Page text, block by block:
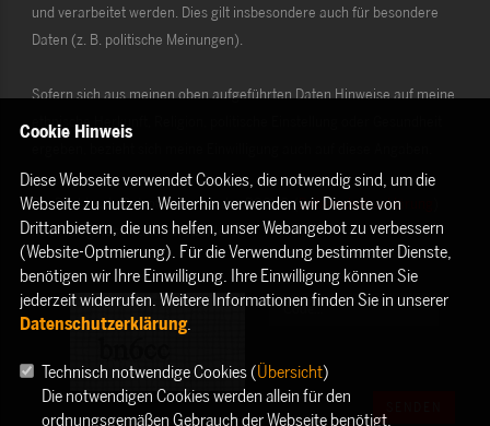
und verarbeitet werden. Dies gilt insbesondere auch für besondere
Daten (z. B. politische Meinungen).
Sofern sich aus meinen oben aufgeführten Daten Hinweise auf meine
ethnische Herkunft, Religion, politische Einstellung oder Gesundheit
Die Rechte als Betroffener aus der DSGVO ( Datenschutzerklärung
habe ich gelesen und verstanden.
Cookie Hinweis
Diese Webseite verwendet Cookies, die notwendig sind, um die
Webseite zu nutzen. Weiterhin verwenden wir Dienste von
Drittanbietern, die uns helfen, unser Webangebot zu verbessern
(Website-Optmierung). Für die Verwendung bestimmter Dienste,
benötigen wir Ihre Einwilligung. Ihre Einwilligung können Sie
jederzeit widerrufen. Weitere Informationen finden Sie in unserer
Datenschutzerklärung.
Technisch notwendige Cookies (Übersicht)
Die notwendigen Cookies werden allein für den
ordnungsgemäßen Gebrauch der Webseite benötigt.